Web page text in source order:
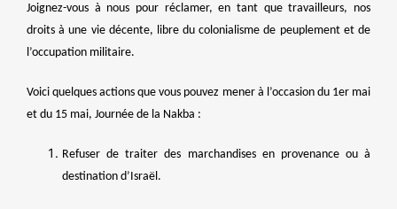
Joignez-vous à nous pour réclamer, en tant que travailleurs, nos
droits à une vie décente, libre du colonialisme de peuplement et de
l’occupation militaire.
Voici quelques actions que vous pouvez mener à l’occasion du 1er mai
et du 15 mai, Journée de la Nakba :
Refuser de traiter des marchandises en provenance ou à
destination d’Israël.